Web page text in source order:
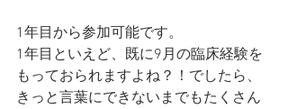
1年目から参加可能です。
1年目といえど、既に9月の臨床経験を
もっておられますよね？！でしたら、
きっと言葉にできないまでもたくさん